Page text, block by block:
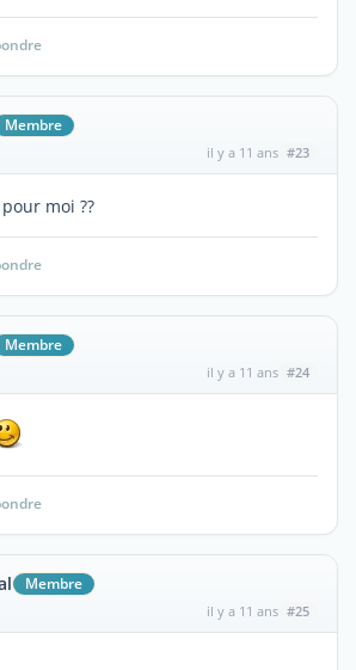
Membre
il y a 11 ans #23
moi ??
Membre
il y a 11 ans #24
Membre
il y a 11 ans #25